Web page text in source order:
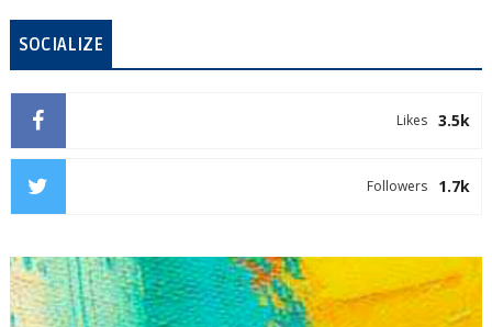
SOCIALIZE
3.5k
Likes
1.7k
Followers